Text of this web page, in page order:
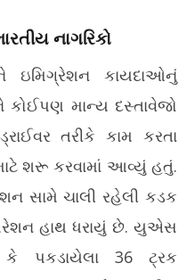
નાગરિકો
કાયદાઓનું
માન્ય દસ્તાવેજો
તરીકે કામ કરતા
શરૂ કરવામાં આવ્યું હતું.
સામે ચાલી રહેલી કડક
હાથ ધરાયું છે. યુએસ
કે પકડાયેલા 36 ટ્રક